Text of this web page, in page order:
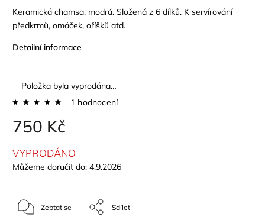
Keramická chamsa, modrá. Složená z 6 dílků. K servírování
předkrmů, omáček, oříšků atd.
Detailní informace
Položka byla vyprodána…
1 hodnocení
750 Kč
VYPRODÁNO
Můžeme doručit do: 4.9.2026
Zeptat se Sdílet